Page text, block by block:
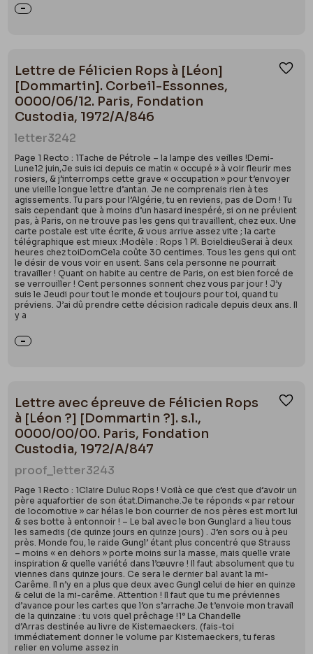
Lettre de Félicien Rops à [Léon]
[Dommartin]. Corbeil-Essonnes,
0000/06/12. Paris, Fondation
Custodia, 1972/A/846
letter3242
Page 1 Recto : 1Tache de Pétrole – la lampe des veilles !Demi-
Lune12 juin,Je suis ici depuis ce matin « occupé » à voir fleurir mes
rosiers, & j’interromps cette grave « occupation » pour t’envoyer
une vieille longue lettre d’antan. Je ne comprenais rien à tes
agissements. Tu pars pour l’Algérie, tu en reviens, pas de Dom ! Tu
sais cependant que à moins d’un hasard inespéré, si on ne prévient
pas, à Paris, on ne trouve pas les gens qui travaillent, chez eux. Une
carte postale est vite écrite, & vous arrive assez vite ; la carte
télégraphique est mieux :Modèle : Rops 1 Pl. BoieldieuSerai à deux
heures chez toiDomCela coûte 30 centimes. Tous les gens qui ont
le désir de vous voir en usent. Sans cela personne ne pourrait
travailler ! Quant on habite au centre de Paris, on est bien forcé de
se verrouiller ! Cent personnes sonnent chez vous par jour ! J’y
suis le Jeudi pour tout le monde et toujours pour toi, quand tu
préviens. J’ai dû prendre cette décision radicale depuis deux ans. Il
y a
Lettre avec épreuve de Félicien Rops
à [Léon ?] [Dommartin ?]. s.l.,
0000/00/00. Paris, Fondation
Custodia, 1972/A/847
proof_letter3243
Page 1 Recto : 1Claire Duluc Rops ! Voilà ce que c’est que d’avoir un
père aquafortier de son état.Dimanche.Je te réponds « par retour
de locomotive » car hélas le bon courrier de nos pères est mort lui
& ses botte à entonnoir ! – Le bal avec le bon Gunglard a lieu tous
les samedis (de quinze jours en quinze jours) . J’en sors ou à peu
près. Monde fou, le raide Gungl’ étant plus concentré que Strauss
– moins « en dehors » porte moins sur la masse, mais quelle vraie
inspiration & quelle variété dans l’œuvre ! Il faut absolument que tu
viennes dans quinze jours. Ce sera le dernier bal avant la mi-
Carême. Il n’y en a plus que deux avec Gungl celui de hier en quinze
& celui de la mi-carême. Attention ! Il faut que tu me préviennes
d’avance pour les cartes que l’on s’arrache.Je t’envoie mon travail
de la quinzaine : tu vois quel prêchage !1° La Chandelle
d’Arras destinée au livre de Kistemaeckers. (fais-toi
immédiatement donner le volume par Kistemaeckers, tu feras
relier en volume assez in